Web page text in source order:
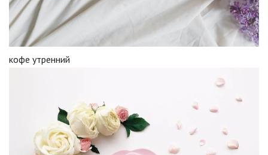
кофе утренний